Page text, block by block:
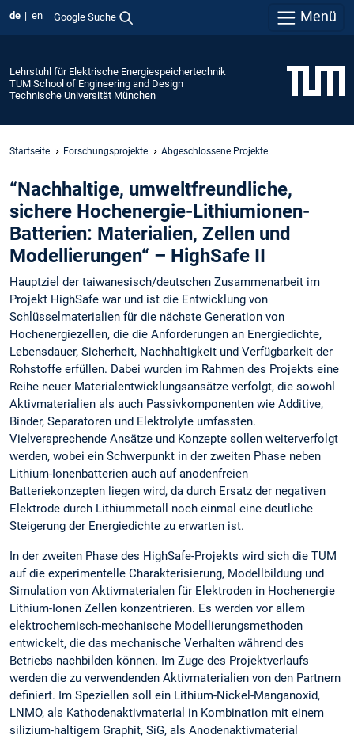
de en Google Suche Menü
Lehrstuhl für Elektrische Energiespeichertechnik
TUM School of Engineering and Design
Technische Universität München
Startseite Forschungsprojekte Abgeschlossene Projekte
“Nachhaltige, umweltfreundliche,
sichere Hochenergie-Lithiumionen-
Batterien: Materialien, Zellen und
Modellierungen“ – HighSafe II
Hauptziel der taiwanesisch/deutschen Zusammenarbeit im
Projekt HighSafe war und ist die Entwicklung von
Schlüsselmaterialien für die nächste Generation von
Hochenergiezellen, die die Anforderungen an Energiedichte,
Lebensdauer, Sicherheit, Nachhaltigkeit und Verfügbarkeit der
Rohstoffe erfüllen. Dabei wurden im Rahmen des Projekts eine
Reihe neuer Materialentwicklungsansätze verfolgt, die sowohl
Aktivmaterialien als auch Passivkomponenten wie Additive,
Binder, Separatoren und Elektrolyte umfassten.
Vielversprechende Ansätze und Konzepte sollen weiterverfolgt
werden, wobei ein Schwerpunkt in der zweiten Phase neben
Lithium-Ionenbatterien auch auf anodenfreien
Batteriekonzepten liegen wird, da durch Ersatz der negativen
Elektrode durch Lithiummetall noch einmal eine deutliche
Steigerung der Energiedichte zu erwarten ist.
In der zweiten Phase des HighSafe-Projekts wird sich die TUM
auf die experimentelle Charakterisierung, Modellbildung und
Simulation von Aktivmaterialen für Elektroden in Hochenergie
Lithium-Ionen Zellen konzentrieren. Es werden vor allem
elektrochemisch-mechanische Modellierungsmethoden
entwickelt, die das mechanische Verhalten während des
Betriebs nachbilden können. Im Zuge des Projektverlaufs
werden die zu verwendenden Aktivmaterialien von den Partnern
definiert. Im Speziellen soll ein Lithium-Nickel-Manganoxid,
LNMO, als Kathodenaktivmaterial in Kombination mit einem
silizium-haltigem Graphit, SiG, als Anodenaktivmaterial